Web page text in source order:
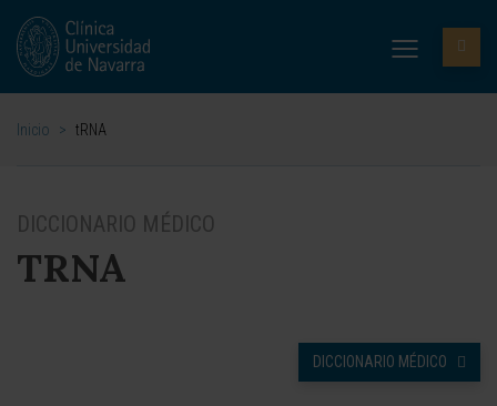
Inicio > tRNA
DICCIONARIO MÉDICO
TRNA
DICCIONARIO MÉDICO